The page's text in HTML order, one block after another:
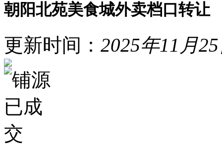
朝阳北苑美食城外卖档口转让
更新时间： 2025年11月